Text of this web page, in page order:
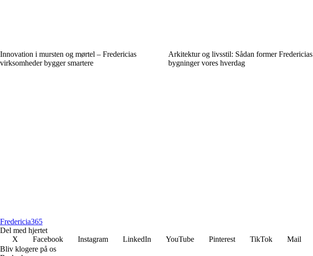
Innovation i mursten og mørtel – Fredericias
virksomheder bygger smartere
Arkitektur og livsstil: Sådan former Fredericias
bygninger vores hverdag
Fredericia365
Del med hjertet
X
Facebook Instagram LinkedIn YouTube Pinterest TikTok Mail
Bliv klogere på os